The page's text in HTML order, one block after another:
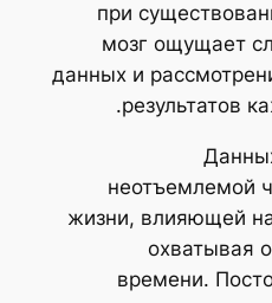
при
мозг ощущает
данных и
результатов
неотъемлемой
жизни, влияющей
охватывая
времени.